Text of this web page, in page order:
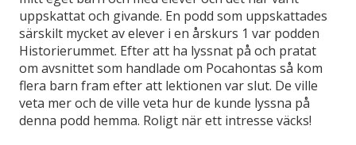
uppskattat och givande. En podd som uppskattades
särskilt mycket av elever i en årskurs 1 var podden
Historierummet. Efter att ha lyssnat på och pratat
om avsnittet som handlade om Pocahontas så kom
flera barn fram efter att lektionen var slut. De ville
veta mer och de ville veta hur de kunde lyssna på
denna podd hemma. Roligt när ett intresse väcks!